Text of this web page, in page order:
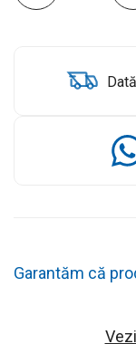
Garantăm că